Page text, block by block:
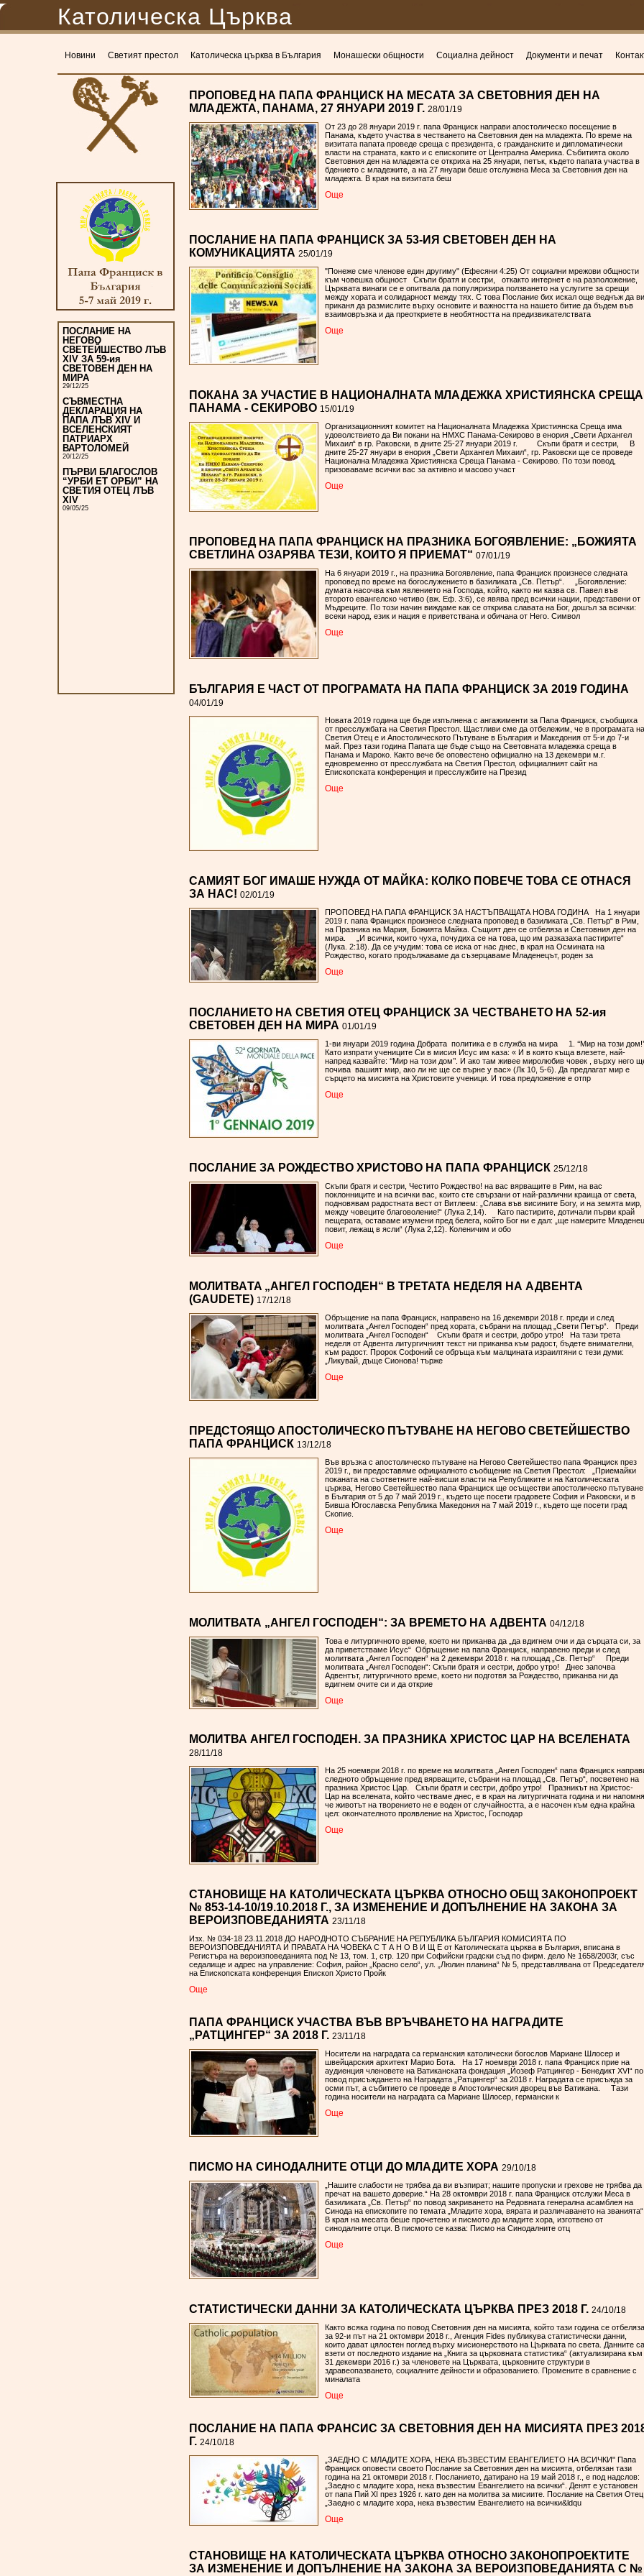
Католическа Църква
Новини Светият престол Католическа църква в България Монашески общности Социална дейност Документи и печат
ПОСЛАНИЕ НА
НЕГОВО
СВЕТЕЙШЕСТВО ЛЪВ
XIV ЗА 59-ия
СВЕТОВЕН ДЕН НА
МИРА
29/12/25
СЪВМЕСТНА
ДЕКЛАРАЦИЯ НА
ПАПА ЛЪВ XIV И
ВСЕЛЕНСКИЯТ
ПАТРИАРХ
ВАРТОЛОМЕЙ
20/12/25
ПЪРВИ БЛАГОСЛОВ
“УРБИ ЕТ ОРБИ” НА
СВЕТИЯ ОТЕЦ ЛЪВ
XIV
09/05/25
ПРОПОВЕД НА ПАПА ФРАНЦИСК НА МЕСАТА ЗА СВЕТОВНИЯ ДЕН НА
МЛАДЕЖТА, ПАНАМА, 27 ЯНУАРИ 2019 Г. 28/01/19
От 23 до 28 януари 2019 г. папа Франциск направи апостолическо посещение в
Панама, където участва в честването на Световния ден на младежта. По време на
визитата папата проведе среща с президента, с гражданските и дипломатически
власти на страната, както и с епископите от Централна Америка. Събитията около
Световния ден на младежта се откриха на 25 януари, петък, където папата участва в
бдението с младежите, а на 27 януари беше отслужена Меса за Световния ден на
младежта. В края на визитата беш
Oще
ПОСЛАНИЕ НА ПАПА ФРАНЦИСК ЗА 53-ИЯ СВЕТОВЕН ДЕН НА
КОМУНИКАЦИЯТА 25/01/19
"Понеже сме членове един другиму" (Ефесяни 4:25) От социални мрежови общности
към човешка общност Скъпи братя и сестри, откакто интернет е на разположение,
Църквата винаги се е опитвала да популяризира ползването на услугите за срещи
между хората и солидарност между тях. С това Послание бих искал още веднъж да ви
приканя да размислите върху основите и важността на нашето битие да бъдем във
взаимовръзка и да преоткриете в необятността на предизвикателствата
Oще
ПОКАНА ЗА УЧАСТИЕ В НАЦИОНАЛНАTA МЛАДЕЖКА ХРИСТИЯНСКА СРЕЩА
ПАНАМА - СЕКИРОВО 15/01/19
Организационният комитет на Националната Младежка Християнска Среща има
удоволствието да Ви покани на НМХС Панама-Секирово в енория „Свети Архангел
Михаил“ в гр. Раковски, в дните 25-27 януари 2019 г. Скъпи братя и сестри, В
дните 25-27 януари в енория „Свети Архангел Михаил“, гр. Раковски ще се проведе
Национална Младежка Християнска Среща Панама - Секирово. По този повод,
призоваваме всички вас за активно и масово участ
Oще
ПРОПОВЕД НА ПАПА ФРАНЦИСК НА ПРАЗНИКА БОГОЯВЛЕНИЕ: „БОЖИЯТА
СВЕТЛИНА ОЗАРЯВА ТЕЗИ, КОИТО Я ПРИЕМАТ“ 07/01/19
На 6 януари 2019 г., на празника Богоявление, папа Франциск произнесе следната
проповед по време на богослужението в базиликата „Св. Петър“. „Богоявление:
думата насочва към явлението на Господа, който, както ни казва св. Павел във
второто евангелско четиво (вж. Еф. 3:6), се явява пред всички нации, представени от
Мъдреците. По този начин виждаме как се открива славата на Бог, дошъл за всички:
всеки народ, език и нация е приветствана и обичана от Него. Символ
Oще
БЪЛГАРИЯ Е ЧАСТ ОТ ПРОГРАМАТА НА ПАПА ФРАНЦИСК ЗА 2019 ГОДИНА
04/01/19
Новата 2019 година ще бъде изпълнена с ангажименти за Папа Франциск, съобщиха
от пресслужбата на Светия Престол. Щастливи сме да отбележим, че в програмата на
Светия Отец е и Апостолическото Пътуване в България и Македония от 5-и до 7-и
май. През тази година Папата ще бъде също на Световната младежка среща в
Панама и Мароко. Както вече бе оповестено официално на 13 декември м.г.
едновременно от пресслужбата на Светия Престол, официалният сайт на
Епископската конференция и пресслужбите на Презид
Oще
САМИЯТ БОГ ИМАШЕ НУЖДА ОТ МАЙКА: КОЛКО ПОВЕЧЕ ТОВА СЕ ОТНАСЯ
ЗА НАС! 02/01/19
ПРОПОВЕД НА ПАПА ФРАНЦИСК ЗА НАСТЪПВАЩАТА НОВА ГОДИНА На 1 януари
2019 г. папа Франциск произнесе следната проповед в базиликата „Св. Петър“ в Рим,
на Празника на Мария, Божията Майка. Същият ден се отбеляза и Световния ден на
мира. „И всички, които чуха, почудиха се на това, що им разказаха пастирите“
(Лука. 2:18). Да се учудим: това се иска от нас днес, в края на Осмината на
Рождество, когато продължаваме да съзерцаваме Младенецът, роден за
Oще
ПОСЛАНИЕТО НА СВЕТИЯ ОТЕЦ ФРАНЦИСК ЗА ЧЕСТВАНЕТО НА 52-ия
СВЕТОВЕН ДЕН НА МИРА 01/01/19
1-ви януари 2019 година Добрата политика е в служба на мира 1. ‘‘Мир на този
Като изпрати учениците Си в мисия Исус им каза: « И в която къща влезете, най-
напред казвайте: ‘‘Мир на този дом’’. И ако там живее миролюбив човек , върху него
почива вашият мир, ако ли не ще се върне у вас» (Лк 10, 5-6). Да предлагат мир е
сърцето на мисията на Христовите ученици. И това предложение е отпр
Oще
ПОСЛАНИЕ ЗА РОЖДЕСТВО ХРИСТОВО НА ПАПА ФРАНЦИСК 25/12/18
Скъпи братя и сестри, Честито Рождество! на вас вярващите в Рим, на вас
поклонниците и на всички вас, които сте свързани от най-различни краища от света,
подновявам радостната вест от Витлеем: „Слава във висините Богу, и на земята мир,
между човеците благоволение!“ (Лука 2,14). Като пастирите, дотичали първи край
пещерата, оставаме изумени пред белега, който Бог ни е дал: „ще намерите Младенец
повит, лежащ в ясли“ (Лука 2,12). Коленичим и обо
Oще
МОЛИТВАTA „АНГЕЛ ГОСПОДЕН“ В ТРЕТАТА НЕДЕЛЯ НА АДВЕНТА
(GAUDETE) 17/12/18
Обръщение на папа Франциск, направено на 16 декември 2018 г. преди и след
молитвата „Ангел Господен“ пред хората, събрани на площад „Свети Петър“. Преди
молитвата „Ангел Господен“ Скъпи братя и сестри, добро утро! На тази трета
неделя от Адвента литургичният текст ни приканва към радост, бъдете внимателни,
към радост. Пророк Софоний се обръща към малцината израилтяни с тези думи:
„Ликувай, дъще Сионова! търже
Oще
ПРЕДСТОЯЩО АПОСТОЛИЧЕСКО ПЪТУВАНЕ НА НЕГОВО СВЕТЕЙШЕСТВО
ПАПА ФРАНЦИСК 13/12/18
Във връзка с апостолическо пътуване на Негово Светейшество папа Франциск през
2019 г., ви предоставяме официалното съобщение на Светия Престол: „Приемайки
поканата на съответните най-висши власти на Републиките и на Католическата
църква, Негово Светейшество папа Франциск ще осъществи апостолическо пътуване
в България от 5 до 7 май 2019 г., където ще посети градовете София и Раковски, и в
Бивша Югославска Република Македония на 7 май 2019 г., където ще посети град
Скопие.
Oще
МОЛИТВАТА „АНГЕЛ ГОСПОДЕН“: ЗА ВРЕМЕТО НА АДВЕНТА 04/12/18
Това е литургичното време, което ни приканва да „да вдигнем очи и да сърцата си, за
да приветстваме Исус“ Обръщение на папа Франциск, направено преди и след
молитвата „Ангел Господен“ на 2 декември 2018 г. на площад „Св. Петър“ Преди
молитвата „Ангел Господен“: Скъпи братя и сестри, добро утро! Днес започва
Адвентът, литургичното време, което ни подготвя за Рождество, приканва ни да
вдигнем очите си и да открие
Oще
МОЛИТВА АНГЕЛ ГОСПОДЕН. ЗА ПРАЗНИКА ХРИСТОС ЦАР НА ВСЕЛЕНАТА
28/11/18
На 25 ноември 2018 г. по време на молитвата „Ангел Господен“ папа Франциск
следното обръщение пред вярващите, събрани на площад „Св. Петър“, посветено на
празника Христос Цар. Скъпи братя и сестри, добро утро! Празникът на Христос-
Цар на вселената, който честваме днес, е в края на литургичната година и ни
че животът на творението не е воден от случайността, а е насочен към една крайна
цел: окончателното проявление на Христос, Господар
Oще
СТАНОВИЩЕ НА КАТОЛИЧЕСКАТА ЦЪРКВА ОТНОСНО ОБЩ ЗАКОНОПРОЕКТ
№ 853-14-10/19.10.2018 Г., ЗА ИЗМЕНЕНИЕ И ДОПЪЛНЕНИЕ НА ЗАКОНА ЗА
ВЕРОИЗПОВЕДАНИЯТА 23/11/18
Изх. № 034-18 23.11.2018 ДО НАРОДНОТО СЪБРАНИЕ НА РЕПУБЛИКА БЪЛГАРИЯ КОМИСИЯТА ПО
ВЕРОИЗПОВЕДАНИЯТА И ПРАВАТА НА ЧОВЕКА С Т А Н О В И Щ Е от Католическата църква в България, вписана в
Регистъра на вероизповеданията под № 13, том. 1, стр. 120 при Софийски градски съд по фирм. дело № 1658/2003г, със
седалище и адрес на управление: София, район „Красно село“, ул. „Люлин планина“ № 5, представлявана от
на Епископската конференция Епископ Христо Пройк
Oще
ПАПА ФРАНЦИСК УЧАСТВА ВЪВ ВРЪЧВАНЕТО НА НАГРАДИТЕ
„РАТЦИНГЕР“ ЗА 2018 Г. 23/11/18
Носители на наградата са германския католически богослов Мариане Шлосер и
швейцарския архитект Марио Бота. На 17 ноември 2018 г. папа Франциск прие на
аудиенция членовете на Ватиканската фондация „Йозеф Ратцингер - Бенедикт XVI“ по
повод присъждането на Наградата „Ратцингер“ за 2018 г. Наградата се присъжда за
осми път, а събитието се проведе в Апостолическия дворец във Ватикана. Тази
година носители на наградата са Мариане Шлосер, германски к
Oще
ПИСМО НА СИНОДАЛНИТЕ ОТЦИ ДО МЛАДИТЕ ХОРА 29/10/18
„Нашите слабости не трябва да ви възпират; нашите пропуски и грехове не трябва да
пречат на вашето доверие.“ На 28 октомври 2018 г. папа Франциск отслужи Меса в
базиликата „Св. Петър“ по повод закриването на Редовната генерална асамблея на
Синода на епископите по темата „Младите хора, вярата и различаването на
В края на месата беше прочетено и писмото до младите хора, изготвено от
синодалните отци. В писмото се казва: Писмо на Синодалните отц
Oще
СТАТИСТИЧЕСКИ ДАННИ ЗА КАТОЛИЧЕСКАТА ЦЪРКВА ПРЕЗ 2018 Г. 24/10/18
Както всяка година по повод Световния ден на мисията, който тази година се отбеляза
за 92-и път на 21 октомври 2018 г., Агенция Fides публикува статистически данни,
които дават цялостен поглед върху мисионерството на Църквата по света. Данните са
взети от последното издание на „Книга за църковната статистика“ (актуализирана към
31 декември 2016 г.) за членовете на Църквата, църковните структури в
здравеопазването, социалните дейности и образованието. Промените в сравнение с
миналата
Oще
ПОСЛАНИЕ НА ПАПА ФРАНСИС ЗА СВЕТОВНИЯ ДЕН НА МИСИЯТА ПРЕЗ
Г. 24/10/18
„ЗАЕДНО С МЛАДИТЕ ХОРА, НЕКА ВЪЗВЕСТИМ ЕВАНГЕЛИЕТО НА ВСИЧКИ" Папа
Франциск оповести своето Послание за Световния ден на мисията, отбелязан тази
година на 21 октомври 2018 г. Посланието, датирано на 19 май 2018 г., е под надслов:
„Заедно с младите хора, нека възвестим Евангелието на всички“. Денят е установен
от папа Пий ХІ през 1926 г. като ден на молитва за мисиите. Послание на Светия
„Заедно с младите хора, нека възвестим Евангелието на всички&ldqu
Oще
СТАНОВИЩЕ НА КАТОЛИЧЕСКАТА ЦЪРКВА ОТНОСНО ЗАКОНОПРОЕКТИТЕ
ЗА ИЗМЕНЕНИЕ И ДОПЪЛНЕНИЕ НА ЗАКОНА ЗА ВЕРОИЗПОВЕДАНИЯТА С №